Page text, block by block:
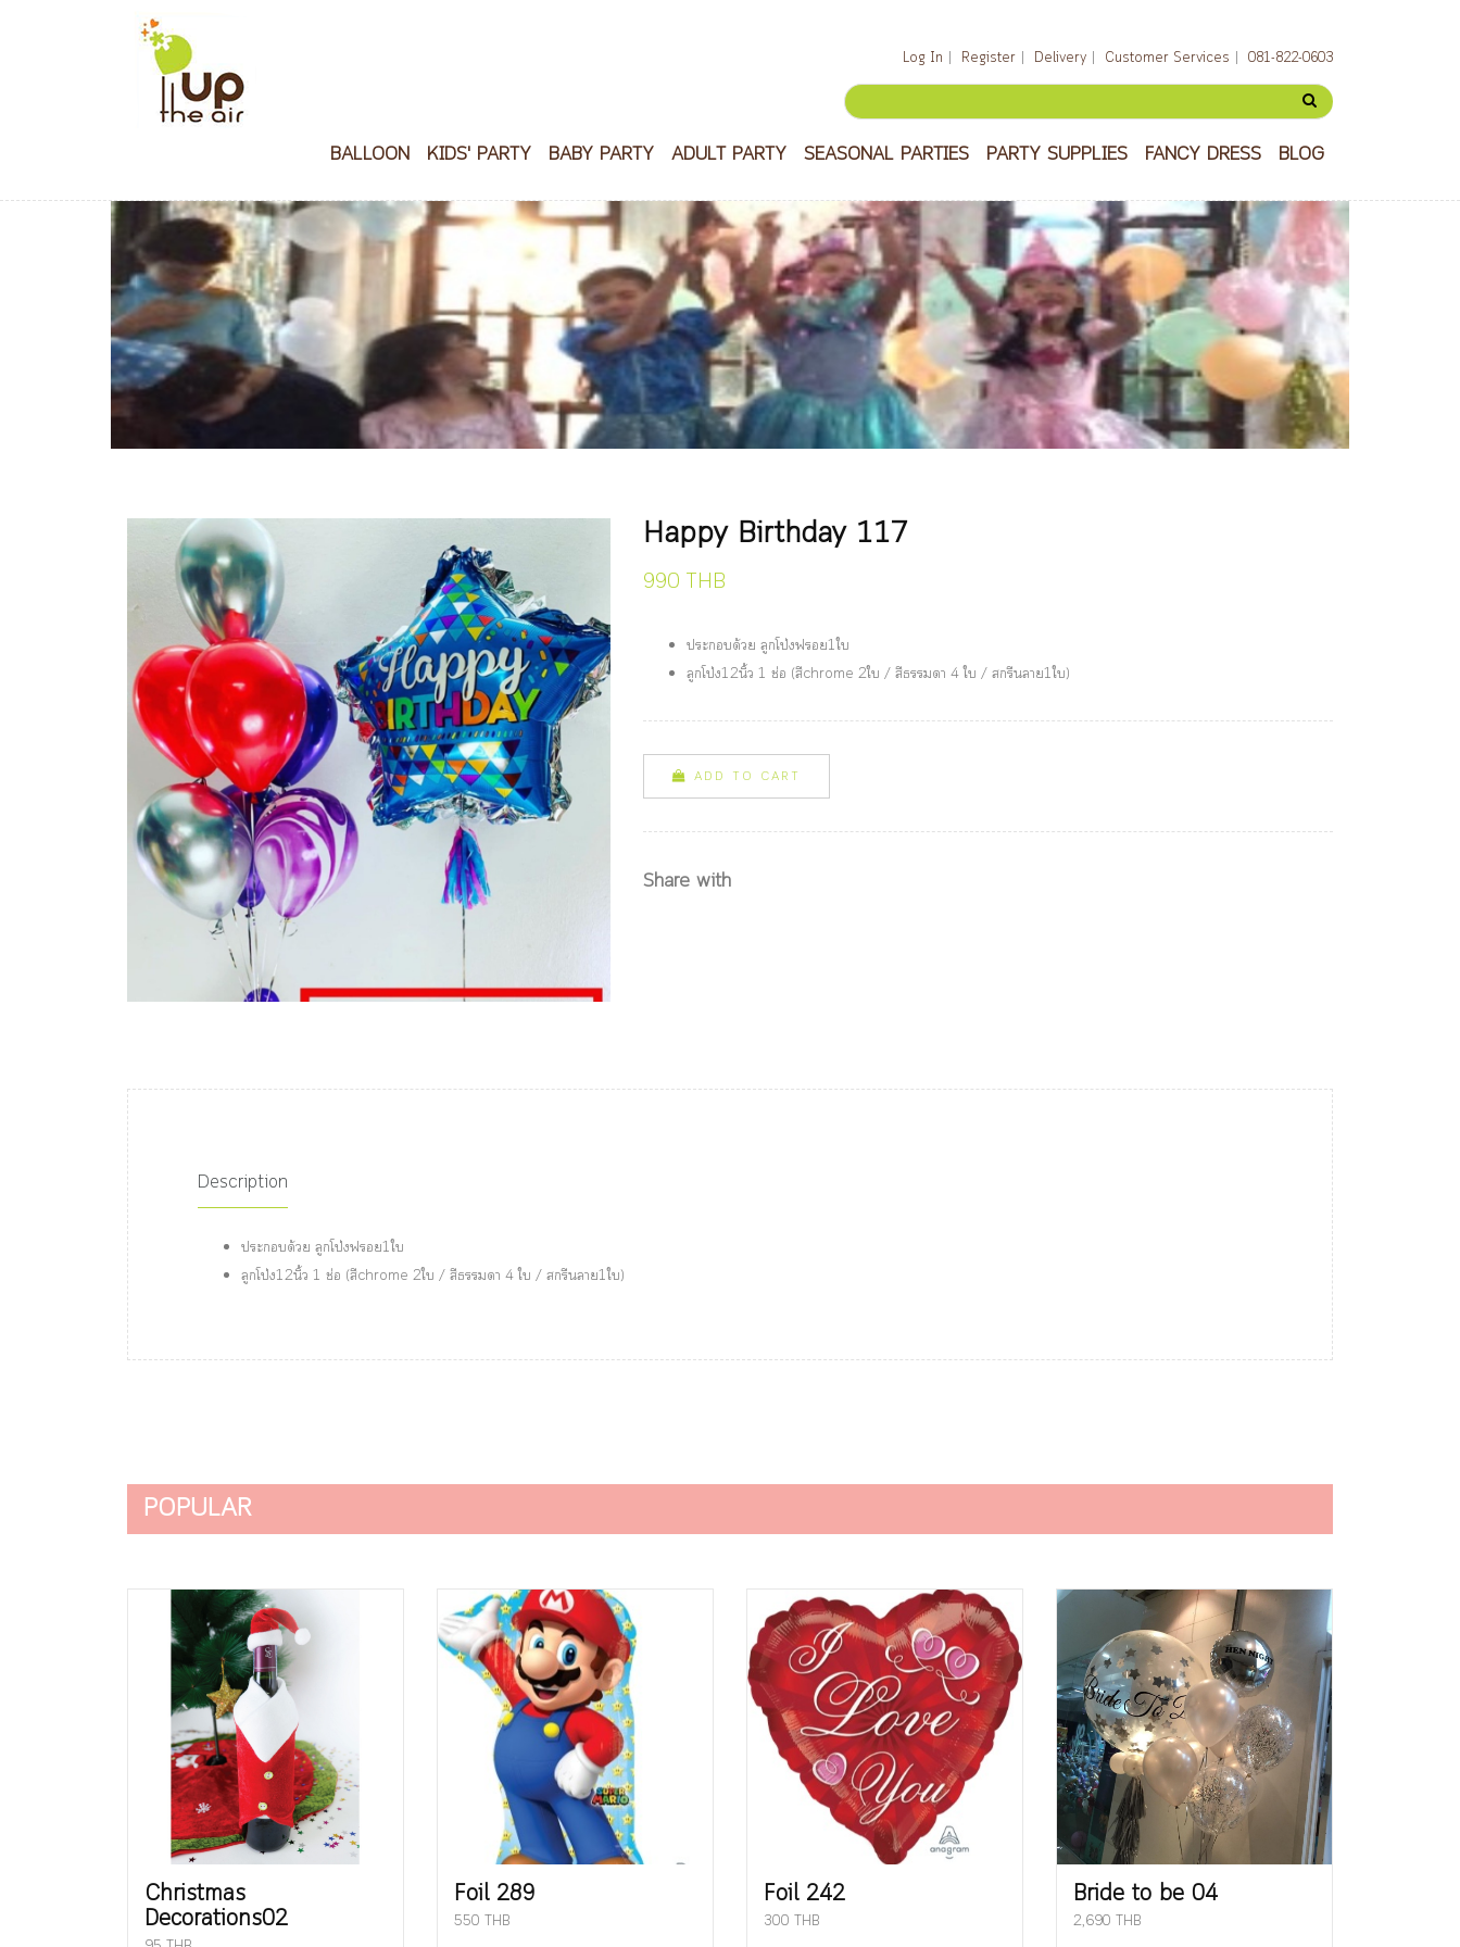
Log In Register Delivery Customer Services 081-822-0603
BALLOON KIDS' PARTY BABY PARTY ADULT PARTY SEASONAL PARTIES PARTY SUPPLIES FANCY DRESS BLOG
Happy Birthday 117
990 THB
ประกอบด้วย ลูกโป่งฟรอย1ใบ
ลูกโป่ง12นิ้ว 1 ช่อ (สีchrome 2ใบ / สีธรรมดา 4 ใบ / สกรีนลาย1ใบ)
ADD TO CART
Share with
Description
ประกอบด้วย ลูกโป่งฟรอย1ใบ
ลูกโป่ง12นิ้ว 1 ช่อ (สีchrome 2ใบ / สีธรรมดา 4 ใบ / สกรีนลาย1ใบ)
POPULAR
Christmas
Decorations02
Foil 289
550 THB
Foil 242
300 THB
Bride to be 04
2,690 THB